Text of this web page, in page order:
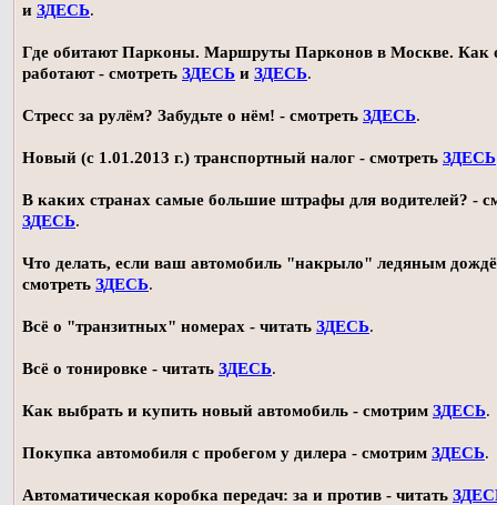
и ЗДЕСЬ.
Где обитают Парконы. Маршруты Парконов в Москве. Как
работают - смотреть ЗДЕСЬ и ЗДЕСЬ.
Стресс за рулём? Забудьте о нём! - смотреть ЗДЕСЬ.
Новый (с 1.01.2013 г.) транспортный налог - смотреть ЗДЕСЬ
В каких странах самые большие штрафы для водителей? -
ЗДЕСЬ.
Что делать, если ваш автомобиль "накрыло" ледяным
смотреть ЗДЕСЬ.
Всё о "транзитных" номерах - читать ЗДЕСЬ.
Всё о тонировке - читать ЗДЕСЬ.
Как выбрать и купить новый автомобиль - смотрим ЗДЕСЬ.
Покупка автомобиля с пробегом у дилера - смотрим ЗДЕСЬ.
Автоматическая коробка передач: за и против - читать